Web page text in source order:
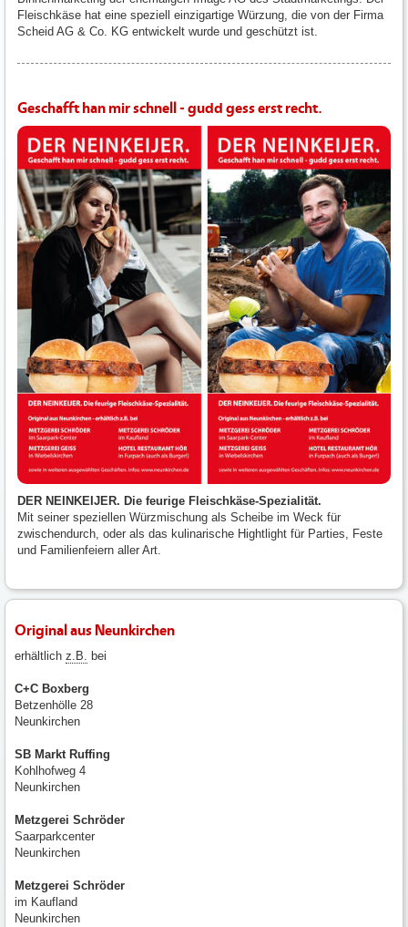
Fleischkäse hat eine speziell einzigartige Würzung, die von der Firma
Scheid AG & Co. KG entwickelt wurde und geschützt ist.
Geschafft han mir schnell - gudd gess erst recht.
DER NEINKEIJER. Die feurige Fleischkäse-Spezialität.
Mit seiner speziellen Würzmischung als Scheibe im Weck für
zwischendurch, oder als das kulinarische Hightlight für Parties, Feste
und Familienfeiern aller Art.
Original aus Neunkirchen
erhältlich z.B. bei
C+C Boxberg
Betzenhölle 28
Neunkirchen
SB Markt Ruffing
Kohlhofweg 4
Neunkirchen
Metzgerei Schröder
Saarparkcenter
Neunkirchen
Metzgerei Schröder
im Kaufland
Neunkirchen